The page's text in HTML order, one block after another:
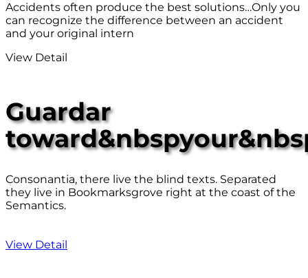
Accidents often produce the best solutions…Only you
can recognize the difference between an accident
and your original intern
View Detail
Guardar
Consonantia, there live the blind texts. Separated
they live in Bookmarksgrove right at the coast of the
Semantics.
View Detail